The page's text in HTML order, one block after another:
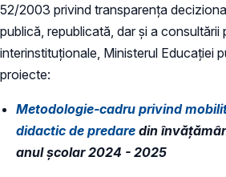
52/2003 privind transparenţa
publică, republicată, dar și a consultării
interinstituționale, Ministerul Educaţiei
proiecte:
Metodologie-cadru privind
didactic de predare din
anul şcolar 2024 - 2025